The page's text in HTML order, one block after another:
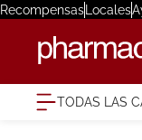
RecompensasLocales
TODAS LAS